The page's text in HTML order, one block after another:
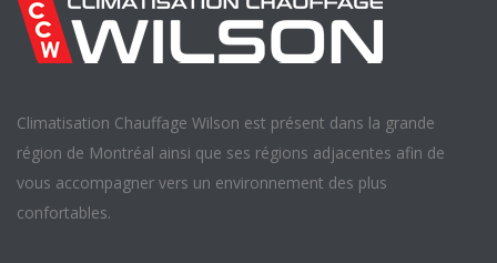
Climatisation Chauffage Wilson est présent dans la grande
région de Montréal ainsi que ses régions adjacentes afin de
vous accompagner vers un environnement des plus
confortables.